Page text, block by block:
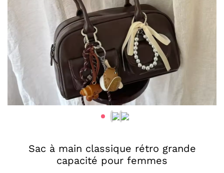
Sac à main classique rétro grande
capacité pour femmes